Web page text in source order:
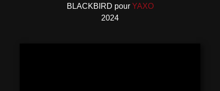
BLACKBIRD pour YAXO
2024